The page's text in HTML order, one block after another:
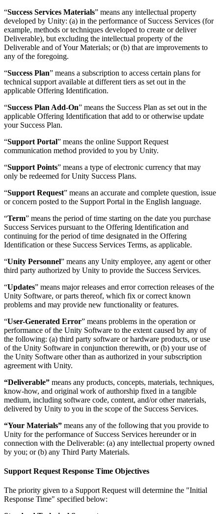
“Success Services Materials” means any intellectual property
developed by Unity: (a) in the performance of Success Services (for
example, methods or techniques developed to create or deliver
Deliverable), but excluding the intellectual property of the
Deliverable and of Your Materials; or (b) that are improvements to
any of the foregoing.
“Success Plan” means a subscription to access certain plans for
technical support available at different tiers as set out in the
applicable Offering Identification.
“Success Plan Add-On” means the Success Plan as set out in the
applicable Offering Identification that add to or otherwise update
your Success Plan.
“Support Portal” means the online Support Request
communication method provided to you by Unity.
“Support Points” means a type of electronic currency that may
only be redeemed for Unity Success Plans.
“Support Request” means an accurate and complete question, issue
or concern posted to the Support Portal in the English language.
“Term” means the period of time starting on the date you purchase
Success Services pursuant to the Offering Identification and
continuing for the period of time designated in the Offering
Identification or these Success Services Terms, as applicable.
“Unity Personnel” means any Unity employee, any agent or other
third party authorized by Unity to provide the Success Services.
“Updates” means major releases and error correction releases of the
Unity Software, or parts thereof, which fix or correct known
problems and may provide new functionality or features.
“User-Generated Error” means problems in the operation or
performance of the Unity Software to the extent caused by any of
the following: (a) third party software or hardware products, or use
of the Unity Software in conjunction therewith, or (b) your use of
the Unity Software other than as authorized in your subscription
agreement with Unity.
“Deliverable” means any products, concepts, materials, techniques,
know-how, and original work of authorship fixed in a tangible
medium, including software code, content, and/or other materials,
delivered by Unity to you in the scope of the Success Services.
“Your Materials” means any of the following that you provide to
Unity for the performance of Success Services hereunder or in
connection with the Deliverable: (a) any intellectual property owned
by you; or (b) any Third Party Materials.
Support Request Response Time Objectives
The priority given to a Support Request will determine the "Initial
Response Time" specified below: